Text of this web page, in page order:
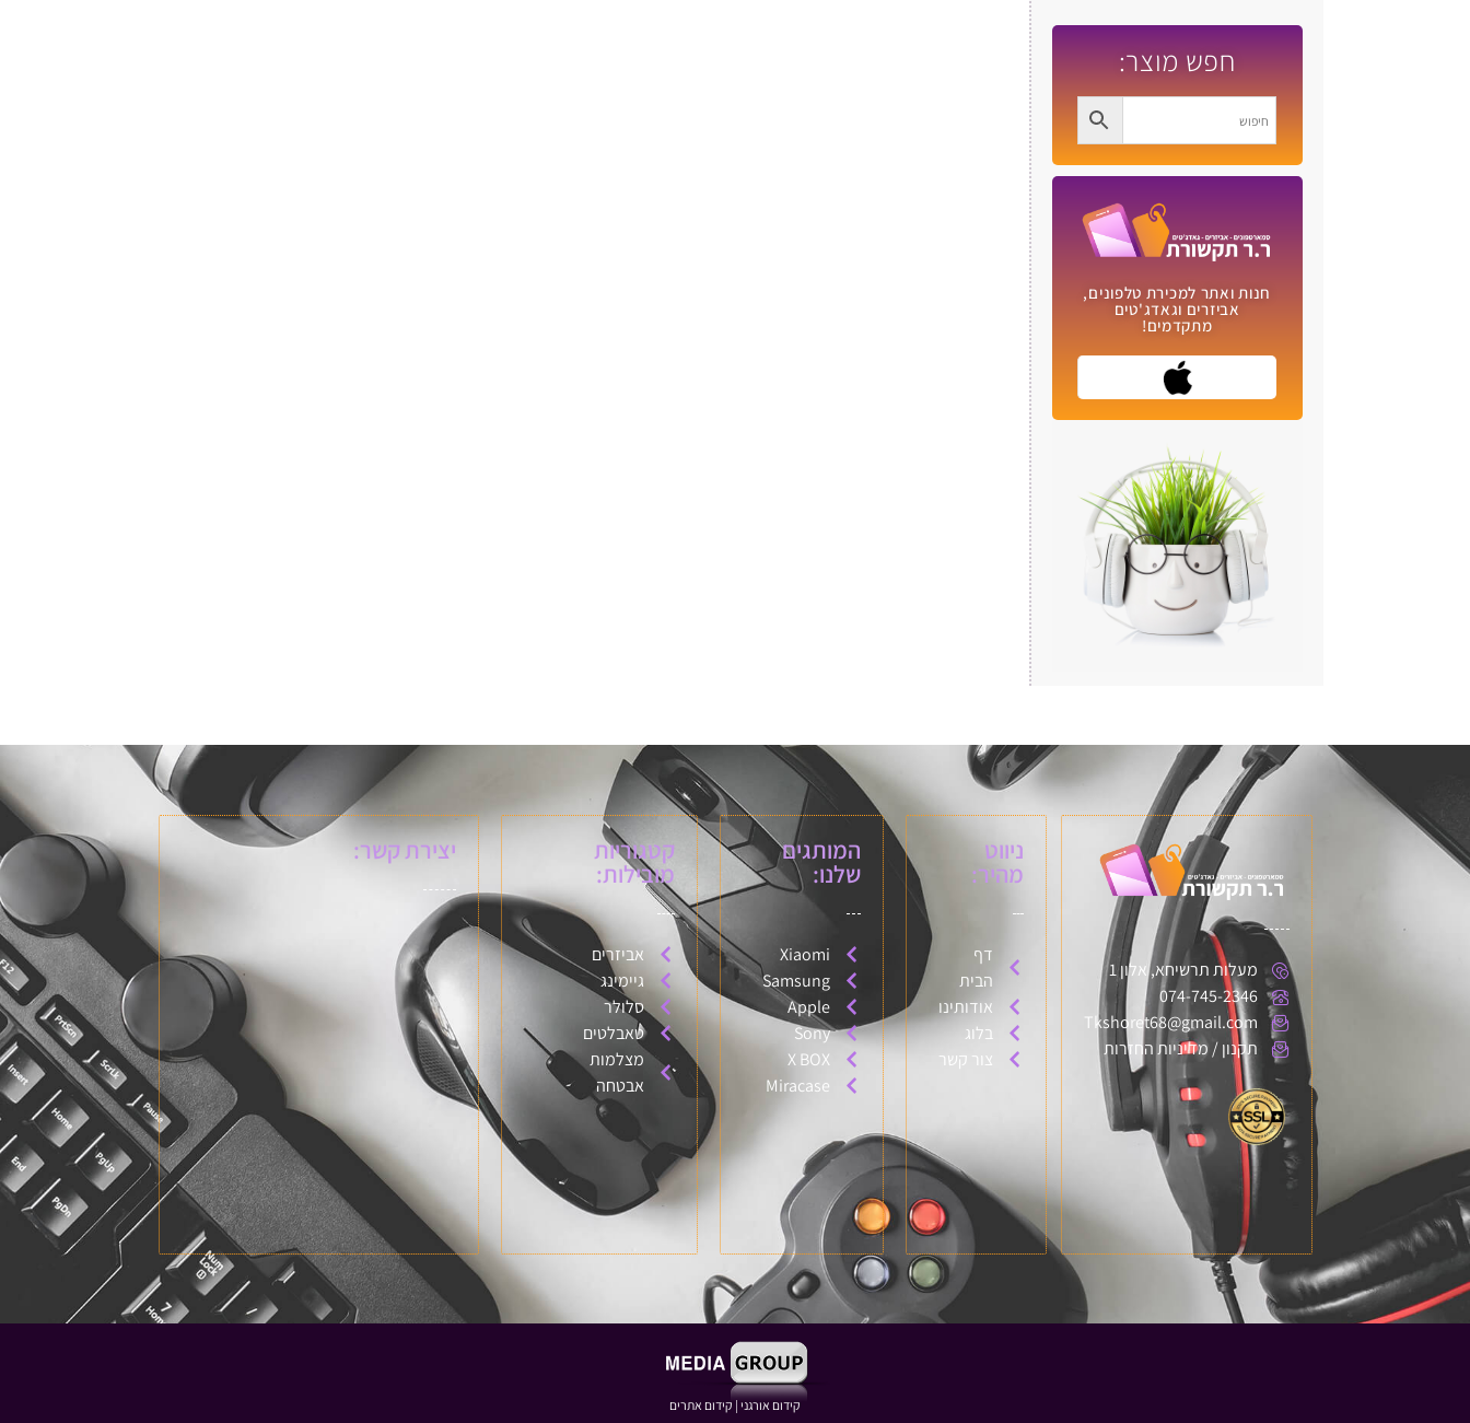
חפש מוצר:
חנות ואתר למכירת טלפונים,
אביזרים וגאדג'טים
מתקדמים!​
מעלות תרשיחא, אלון 1
074-745-2346
Tkshoret68@gmail.com
תקנון / מדיניות החזרות
ניווט
מהיר:
דף
הבית
אודותינו
בלוג
צור קשר
המותגים
שלנו:
Xiaomi
Samsung
Apple
Sony
X BOX
Miracase
קטגוריות
מובילות:
אביזרים
גיימינג
סלולר
טאבלטים
מצלמות
אבטחה
יצירת קשר:
קידום אורגני | קידום אתרים